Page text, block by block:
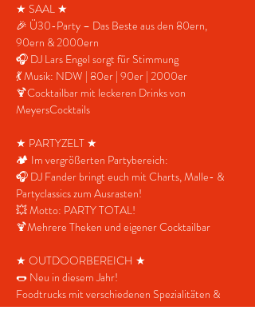
★ SAAL ★
🎉 Ü30-Party – Das Beste aus den 80ern,
90ern & 2000ern
🎧 DJ Lars Engel sorgt für Stimmung
💃 Musik: NDW | 80er | 90er | 2000er
🍹Cocktailbar mit leckeren Drinks von
MeyersCocktails
★ PARTYZELT ★
🏕️ Im vergrößerten Partybereich:
🎧 DJ Fander bringt euch mit Charts, Malle- &
Partyclassics zum Ausrasten!
💥 Motto: PARTY TOTAL!
🍹Mehrere Theken und eigener Cocktailbar
★ OUTDOORBEREICH ★
🌭 Neu in diesem Jahr!
Foodtrucks mit verschiedenen Spezialitäten &
Snacks